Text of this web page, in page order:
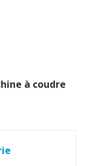
à coudre